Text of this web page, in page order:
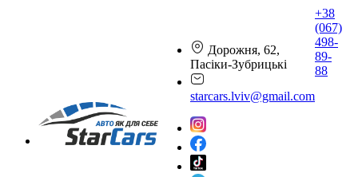
Дорожня, 62,
Пасіки-Зубрицькі
starcars.lviv@gmail.com
+38
(067)
498-
89-
88